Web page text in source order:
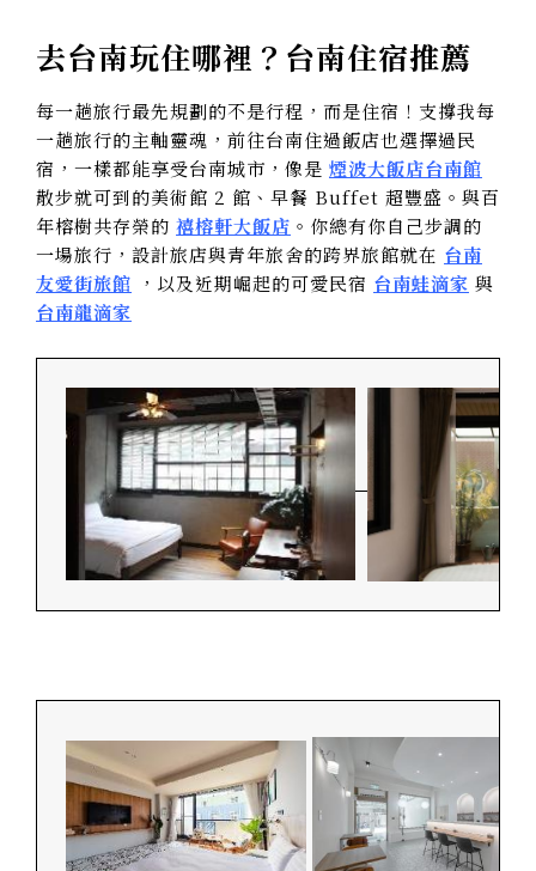
去台南玩住哪裡？台南住宿推薦
每一趟旅行最先規劃的不是行程，而是住宿！支撐我每
一趟旅行的主軸靈魂，前往台南住過飯店也選擇過民
宿，一樣都能享受台南城市，像是 煙波大飯店台南館
散步就可到的美術館 2 館、早餐 Buffet 超豐盛。與百
年榕樹共存榮的 禧榕軒大飯店 。你總有你自己步調的
一場旅行，設計旅店與青年旅舍的跨界旅館就在 台南
友愛街旅館 ，以及近期崛起的可愛民宿 台南蛙滴家 與
台南龍滴家